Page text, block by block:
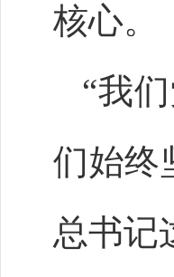
核心。
“我
们始终
总书记